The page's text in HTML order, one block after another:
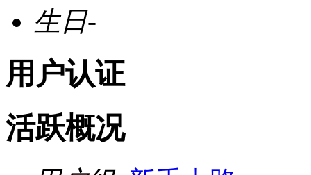
生日-
用户认证
活跃概况